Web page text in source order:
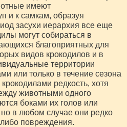
имеют
и к самкам, образуя
засухи иерархия все еще
могут собираться в
благоприятных для
видов крокодилов и в
территории
или только в течение сезона
редкость, хотя
животными одного
боками их голов или
но в любом случае они редко
либо повреждения.